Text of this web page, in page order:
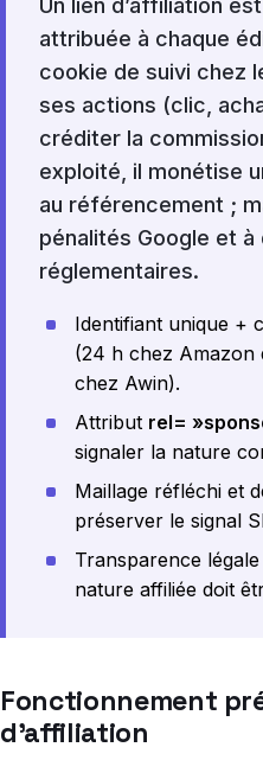
Un lien d’affiliation
attribuée à chaque
cookie de suivi chez
ses actions (clic,
créditer la
exploité, il monétise
au référencement ;
pénalités Google et
réglementaires.
Identifiant unique +
(24 h chez Amazon
chez Awin).
Attribut rel=
signaler la nature
Maillage réfléchi et
préserver le signal
Transparence
nature affiliée doit
Fonctionnement
d’affiliation